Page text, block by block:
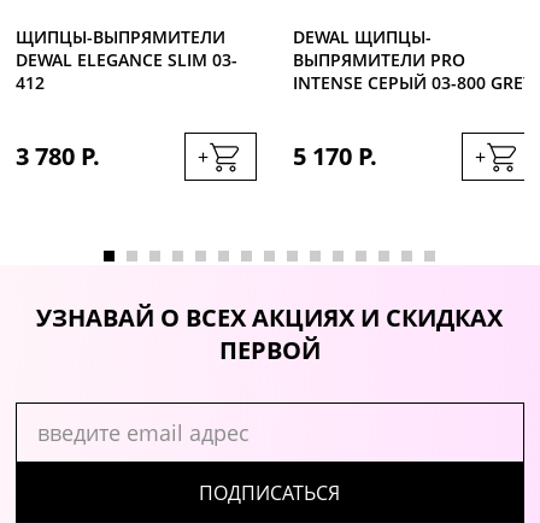
ЩИПЦЫ-ВЫПРЯМИТЕЛИ
DEWAL ELEGANCE SLIM 03-
412
3 780 Р. +
DEWAL ЩИПЦЫ-
ВЫПРЯМИТЕЛИ PRO
INTENSE СЕРЫЙ 03-800 GREY
5 170 Р. +
УЗНАВАЙ О ВСЕХ АКЦИЯХ И СКИДКАХ
ПЕРВОЙ
ПОДПИСАТЬСЯ